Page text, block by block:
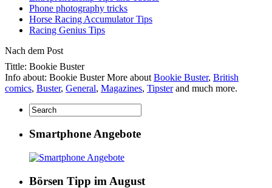
Phone photography tricks
Horse Racing Accumulator Tips
Racing Genius Tips
Nach dem Post
Tittle: Bookie Buster
Info about: Bookie Buster More about Bookie Buster, British
comics, Buster, General, Magazines, Tipsterand much more.
Smartphone Angebote
Börsen Tipp im August